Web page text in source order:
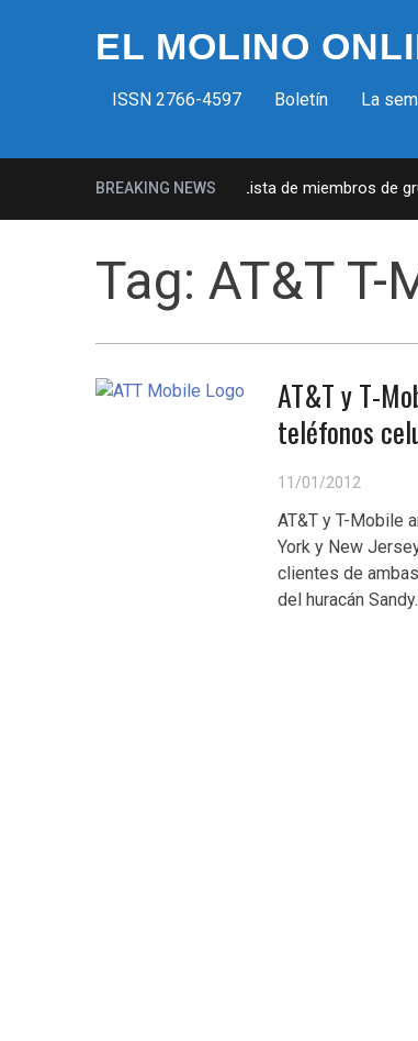
EL MOLINO
ISSN 2766-4597 Boletín La
BREAKING NEWS
Milicias fascistas en EUA: Lista de miembros de
Tag: AT&T T-
AT&T y T-
teléfonos
11/01/2012
AT&T y T-Mobile
York y New
clientes de
del huracán